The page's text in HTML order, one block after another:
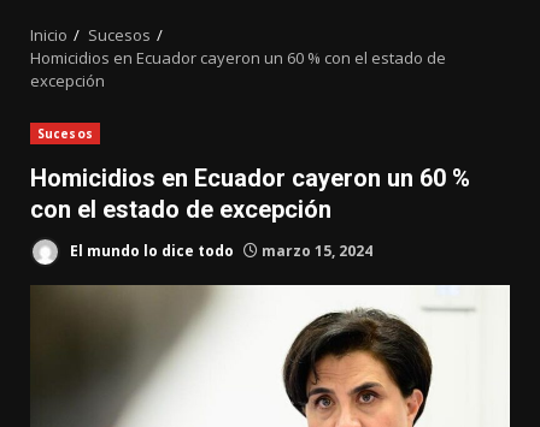
Inicio
Sucesos
Homicidios en Ecuador cayeron un 60 % con el estado de
excepción
Sucesos
Homicidios en Ecuador cayeron un 60 %
con el estado de excepción
El mundo lo dice todo marzo 15, 2024